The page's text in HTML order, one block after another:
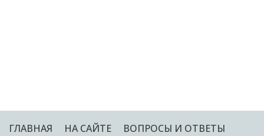
ГЛАВНАЯ НА САЙТЕ ВОПРОСЫ И ОТВЕТЫ